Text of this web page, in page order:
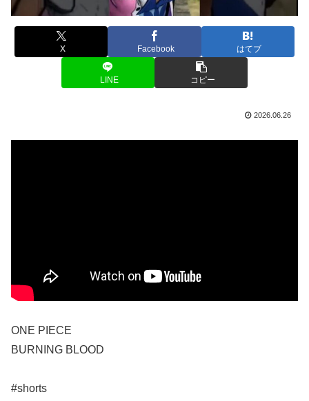
X Facebook はてブ
LINE コピー
2026.06.26
ONE PIECE
BURNING BLOOD
#shorts